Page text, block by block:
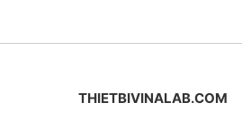
THIETBIVINALAB.COM